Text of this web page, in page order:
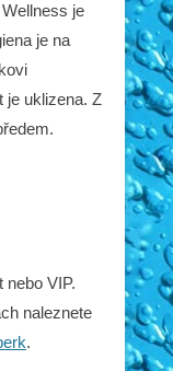
je
je na
je uklizena. Z
nebo VIP.
naleznete
.